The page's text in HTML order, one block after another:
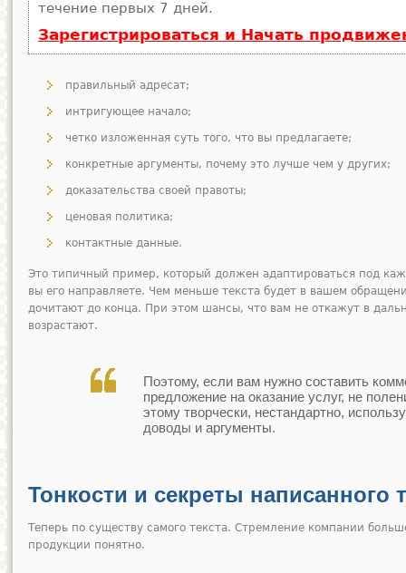
течение первых 7 дней.
Зарегистрироваться и Начать
правильный адресат;
интригующее начало;
четко изложенная суть того, что вы предлагаете;
конкретные аргументы, почему это лучше чем у других;
доказательства своей правоты;
ценовая политика;
контактные данные.
Это типичный пример, который должен адаптироваться под
вы его направляете. Чем меньше текста будет в вашем
дочитают до конца. При этом шансы, что вам не откажут в
возрастают.
Поэтому, если вам нужно составить
предложение на оказание услуг, не
этому творчески, нестандартно,
доводы и аргументы.
Тонкости и секреты написанного
Теперь по существу самого текста. Стремление компании
продукции понятно.